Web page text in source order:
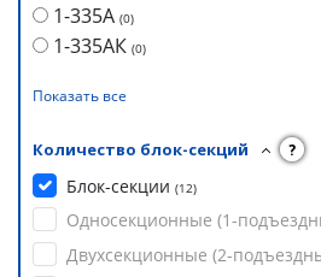
1-335А (0)
1-335АК (0)
Показать все
Количество блок-секций ?
Блок-секции (12)
Односекционные (1-
Двухсекционные (2-